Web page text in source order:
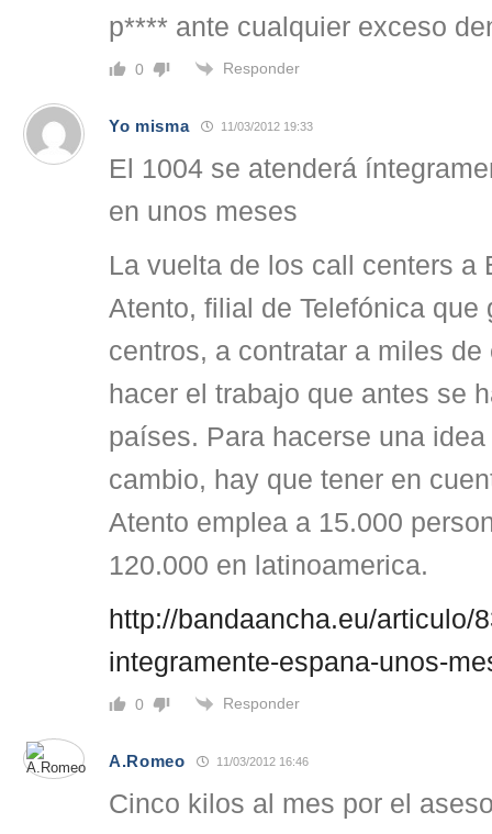
p**** ante cualquier exceso
0 Responder
Yo misma 11/03/2012 19:33
El 1004 se atenderá
en unos meses
La vuelta de los call centers a
Atento, filial de Telefónica que
centros, a contratar a miles
hacer el trabajo que antes se
países. Para hacerse una
cambio, hay que tener en
Atento emplea a 15.000
120.000 en latinoamerica.
http://bandaancha.eu/articulo/
integramente-espana-unos-
0 Responder
A.Romeo 11/03/2012 16:46
Cinco kilos al mes por el